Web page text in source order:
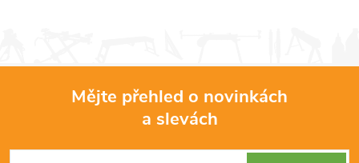
Mějte přehled o novinkách
a slevách